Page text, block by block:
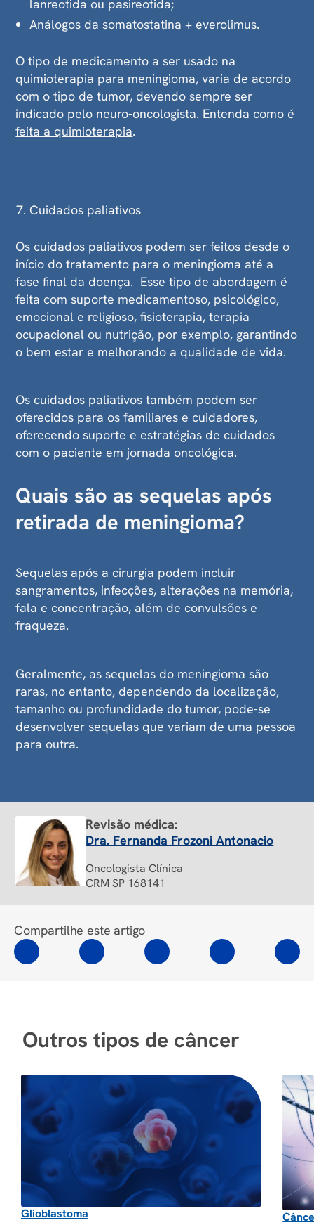
lanreotida ou pasireotida;
Análogos da somatostatina + everolimus.
O tipo de medicamento a ser usado na
quimioterapia para meningioma, varia de acordo
com o tipo de tumor, devendo sempre ser
indicado pelo neuro-oncologista. Entenda como é
feita a quimioterapia.
Cuidados paliativos
Os cuidados paliativos podem ser feitos desde o
início do tratamento para o meningioma até a
fase final da doença. Esse tipo de abordagem é
feita com suporte medicamentoso, psicológico,
emocional e religioso, fisioterapia, terapia
ocupacional ou nutrição, por exemplo, garantindo
o bem estar e melhorando a qualidade de vida.
Os cuidados paliativos também podem ser
oferecidos para os familiares e cuidadores,
oferecendo suporte e estratégias de cuidados
com o paciente em jornada oncológica.
Quais são as sequelas após
retirada de meningioma?
Sequelas após a cirurgia podem incluir
sangramentos, infecções, alterações na memória,
fala e concentração, além de convulsões e
fraqueza.
Geralmente, as sequelas do meningioma são
raras, no entanto, dependendo da localização,
tamanho ou profundidade do tumor, pode-se
desenvolver sequelas que variam de uma pessoa
para outra.
Revisão médica:
Dra. Fernanda Frozoni Antonacio
Oncologista Clínica
CRM SP 168141
Compartilhe este artigo
Outros tipos de câncer
Glioblastoma